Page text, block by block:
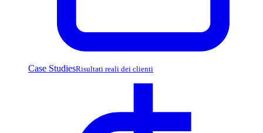
Case StudiesRisultati reali dei clienti